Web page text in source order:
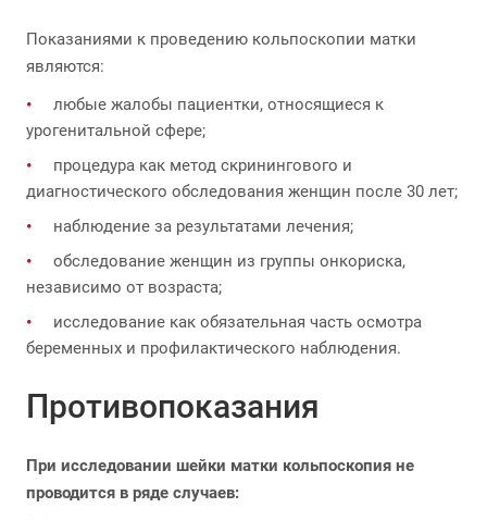
Показаниями к проведению кольпоскопии матки
являются:
любые жалобы пациентки, относящиеся к
урогенитальной сфере;
процедура как метод скринингового и
диагностического обследования женщин после 30 лет;
наблюдение за результатами лечения;
обследование женщин из группы онкориска,
независимо от возраста;
исследование как обязательная часть осмотра
беременных и профилактического наблюдения.
Противопоказания
При исследовании шейки матки кольпоскопия не
проводится в ряде случаев: